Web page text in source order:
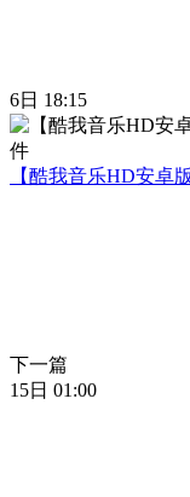
6日 18:15
【酷我音乐HD安卓
下一篇
15日 01:00